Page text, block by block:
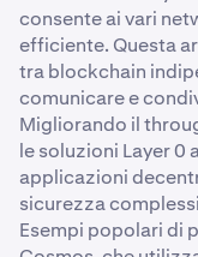
consente ai vari
efficiente. Questa
tra blockchain
comunicare e
Migliorando il
le soluzioni Layer
applicazioni
sicurezza
Esempi popolari di